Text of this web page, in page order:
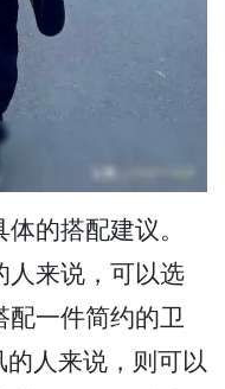
的搭配建议。
人来说，可以选
一件简约的卫
人来说，则可以